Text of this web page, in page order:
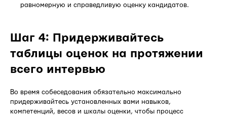
равномерную и справедливую оценку кандидатов.
Шаг 4: Придерживайтесь
таблицы оценок на протяжении
всего интервью
Во время собеседования обязательно максимально
придерживайтесь установленных вами навыков,
компетенций, весов и шкалы оценки, чтобы процесс